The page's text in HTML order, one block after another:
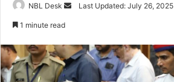
NBL Desk
SendLast Updated: July 26, 2025
1 minute read